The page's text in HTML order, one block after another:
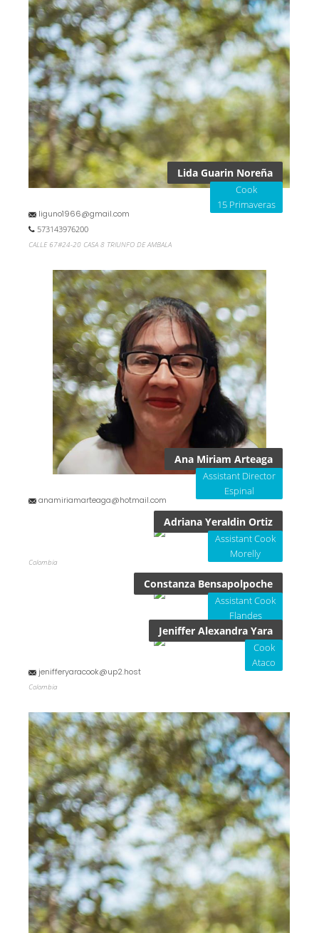
Lida Guarin Noreña
Cook
15 Primaveras
liguno1966@gmail.com
573143976200
CALLE 67#24-20 CASA 8 TRIUNFO DE AMBALA
Ana Miriam Arteaga
Assistant Director
Espinal
anamiriamarteaga@hotmail.com
Adriana Yeraldin Ortiz
Assistant Cook
Morelly
Colombia
Constanza Bensapolpoche
Assistant Cook
Flandes
Jeniffer Alexandra Yara
Cook
Ataco
jenifferyaracook@up2.host
Colombia